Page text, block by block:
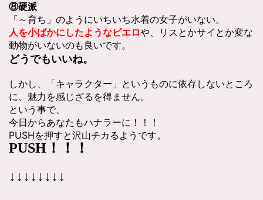
⑧硬派
「～育ち」のようにいちいち水着の女子がいない。
人を小ばかにしたようなピエロや、リスとかサイとか変な
動物がいないのも良いです。
どうでもいいね。
しかし、「キャラクター」というものに依存しないところ
に、魅力を感じざるを得ません。
という事で、
今日からあなたもハナラーに！！！
PUSHを押すと沢山チカるようです。
PUSH！！！
↓↓↓↓↓↓↓↓